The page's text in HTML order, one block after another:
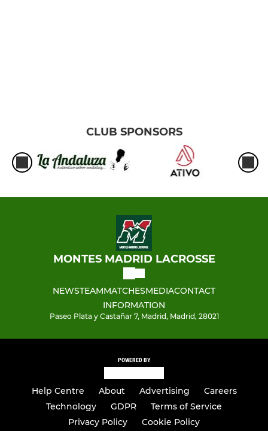
CLUB SPONSORS
MONTES MADRID LACROSSE
NEWSTEAMMATCHESMEDIACONTACT
INFORMATION
Paseo Plata y Castañar 7, Madrid, Madrid, 28021
POWERED BY
Help Centre About Advertising
Careers
Technology
GDPR
Terms of Service
Privacy Policy
Cookie Policy